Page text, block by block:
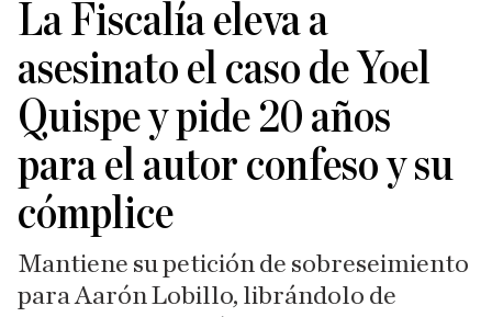
La Fiscalía eleva a
asesinato el caso de Yoel
Quispe y pide 20 años
para el autor confeso y su
cómplice
Mantiene su petición de sobreseimiento
para Aarón Lobillo, librándolo de